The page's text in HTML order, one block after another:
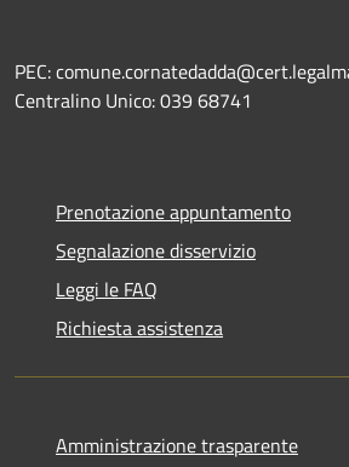
PEC:
Centralino Unico: 039 68741
Prenotazione appuntamento
Segnalazione disservizio
Leggi le FAQ
Richiesta assistenza
Amministrazione trasparente